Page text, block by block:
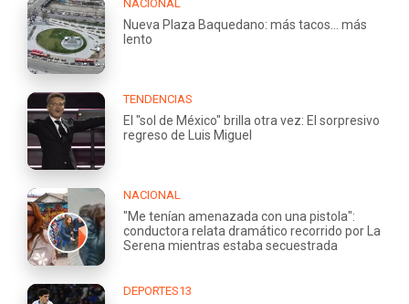
NACIONAL
Nueva Plaza Baquedano: más tacos... más
lento
TENDENCIAS
El "sol de México" brilla otra vez: El sorpresivo
regreso de Luis Miguel
NACIONAL
"Me tenían amenazada con una pistola":
conductora relata dramático recorrido por La
Serena mientras estaba secuestrada
DEPORTES13